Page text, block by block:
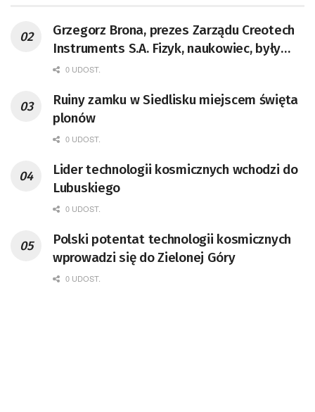
Grzegorz Brona, prezes Zarządu Creotech
Instruments S.A. Fizyk, naukowiec, były
pracownik CERN w Genewie,
doktor habilitowany nauk fizycznych,
koordynator Rady Sektorowej ds.
Kompetencji Przemysłu Lotniczo-
Badań Kosmicznych i Satelitarnych PAN.
0 UDOST.
Ruiny zamku w Siedlisku miejscem święta
plonów
0 UDOST.
Lider technologii kosmicznych wchodzi do
Lubuskiego
0 UDOST.
Polski potentat technologii kosmicznych
wprowadzi się do Zielonej Góry
0 UDOST.